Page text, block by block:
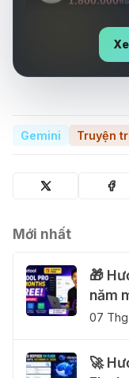
Miễn phí Pro 1
1.800.000₫
Gemini Truyện
Mới nhất
🎁
năm
07
🚀